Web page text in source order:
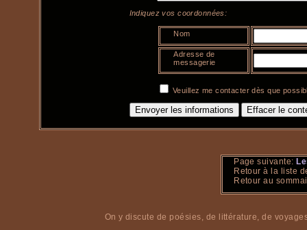
Indiquez vos coordonnées:
Nom
Adresse de
messagerie
Veuillez me contacter dès que
Page suivante:
Retour à la liste
Retour au
On y discute de poésies, de littérature, de